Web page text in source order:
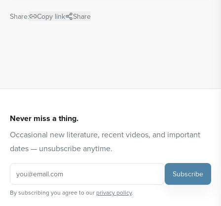
Share: Copy link Share
Never miss a thing.
Occasional new literature, recent videos, and important
dates — unsubscribe anytime.
Subscribe
By subscribing you agree to our privacy policy.